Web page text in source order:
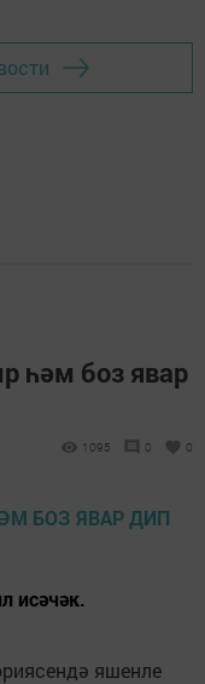
һәм боз явар
1095 0 0
исәчәк.
яшенле